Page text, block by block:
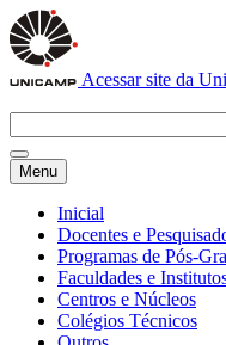
Acessar site da
Menu
Inicial
Docentes e
Programas de Pós-
Faculdades e
Centros e Núcleos
Colégios Técnicos